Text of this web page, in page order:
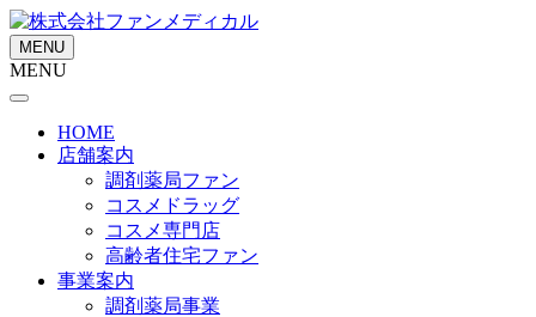
MENU
MENU
HOME
店舗案内
調剤薬局ファン
コスメドラッグ
コスメ専門店
高齢者住宅ファン
事業案内
調剤薬局事業